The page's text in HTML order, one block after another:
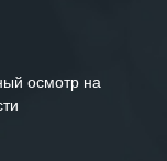
осмотр на